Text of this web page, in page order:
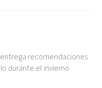
recomendaciones
durante el invierno